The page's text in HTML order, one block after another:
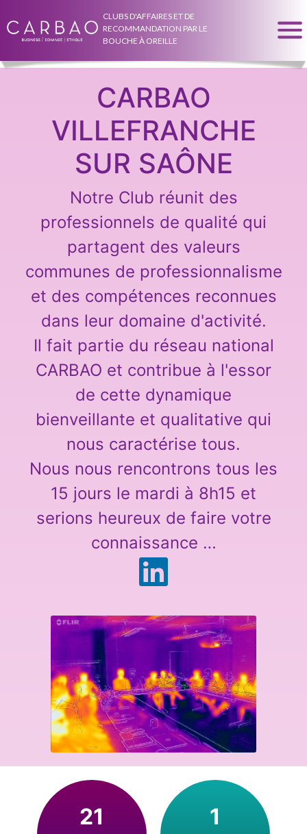
CLUBS D'AFFAIRES ET DE
RECOMMANDATION PAR LE
BOUCHE À OREILLE
CARBAO
VILLEFRANCHE
SUR SAÔNE
Notre Club réunit des
professionnels de qualité qui
partagent des valeurs
communes de professionnalisme
et des compétences reconnues
dans leur domaine d'activité.
Il fait partie du réseau national
CARBAO et contribue à l'essor
de cette dynamique
bienveillante et qualitative qui
nous caractérise tous.
Nous nous rencontrons tous les
15 jours le mardi à 8h15 et
serions heureux de faire votre
connaissance …
21 1